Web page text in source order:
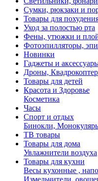
Сумки, рюкзаки и
Товары для
Уход за полостью рта
Фены, утюжки и
Фотоэпилляторы,
Новинки
Гаджеты и
Дроны,
Товары для детей
Красота и Здоровье
Косметика
Часы
Спорт и отдых
Бинокли,
ТВ товары
Товары для дома
Увлажнители воздуха
Товары для кухни
Весы кухонные ,
Измельчители,